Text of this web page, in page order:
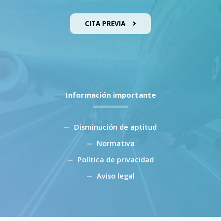
CITA PREVIA
Información importante
Disminución de aptitud
Normativa
Política de privacidad
Aviso legal